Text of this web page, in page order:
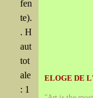
fen
te).
. H
aut
tot
ale
: 1
ELOGE DE